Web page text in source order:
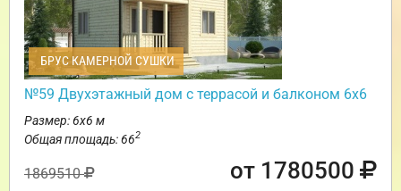
БРУС КАМЕРНОЙ СУШКИ
№59 Двухэтажный дом с террасой и балконом 6х6
Размер: 6х6 м
Общая площадь: 662
1869510 от 1780500